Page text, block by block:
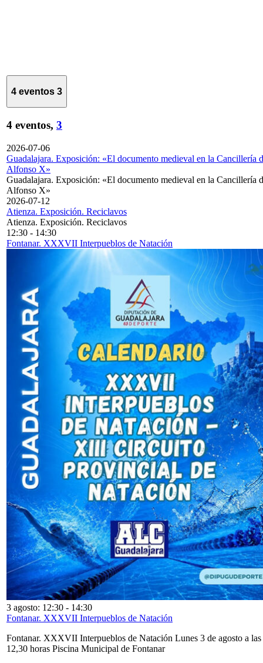
4 eventos 3
4 eventos, 3
2026-07-06
Guadalajara. Exposición: «El documento medieval en la Cancillería
Alfonso X»
Guadalajara. Exposición: «El documento medieval en la Cancillería
Alfonso X»
2026-07-12
Atienza. Exposición. Reciclavos
Atienza. Exposición. Reciclavos
12:30 - 14:30
Fontanar. XXXVII Interpueblos de Natación
3 agosto: 12:30 - 14:30
Fontanar. XXXVII Interpueblos de Natación
Fontanar. XXXVII Interpueblos de Natación Lunes 3 de agosto a las
12,30 horas Piscina Municipal de Fontanar